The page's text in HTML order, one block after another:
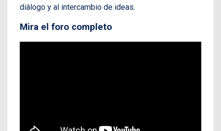
diálogo y al intercambio de ideas.
Mira el foro completo